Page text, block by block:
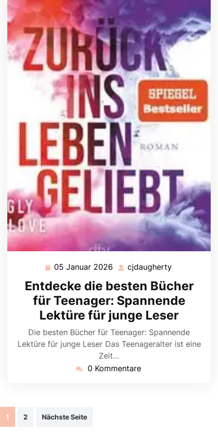
05 Januar 2026 05
2026
cjdaugherty
Entdecke die besten Bücher
für Teenager: Spannende
Lektüre für junge Leser
Die besten Bücher für Teenager: Spannende
Lektüre für junge Leser Das Teenageralter ist eine
Zeit…
0 Kommentare
Beitragsnavigation
1 2 Nächste Seite